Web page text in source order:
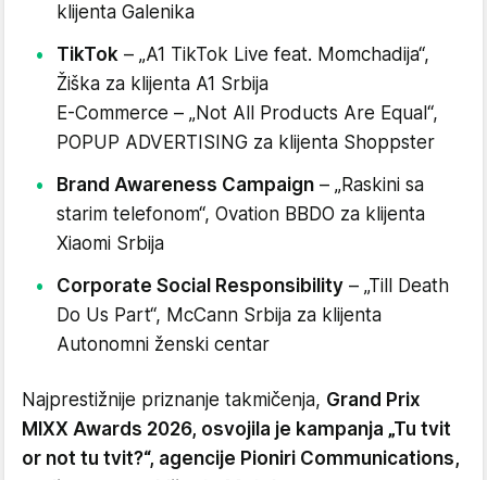
klijenta Galenika
TikTok – „A1 TikTok Live feat. Momchadija“,
Žiška za klijenta A1 Srbija
E-Commerce – „Not All Products Are Equal“,
POPUP ADVERTISING za klijenta Shoppster
Brand Awareness Campaign – „Raskini sa
starim telefonom“, Ovation BBDO za klijenta
Xiaomi Srbija
Corporate Social Responsibility – „Till Death
Do Us Part“, McCann Srbija za klijenta
Autonomni ženski centar
Najprestižnije priznanje takmičenja, Grand Prix
MIXX Awards 2026, osvojila je kampanja „Tu tvit
or not tu tvit?“, agencije Pioniri Communications,